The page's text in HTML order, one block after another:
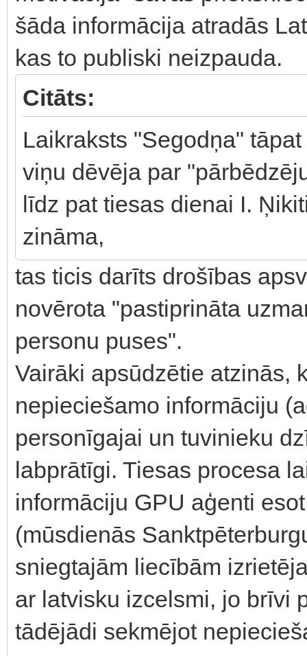
šāda informācija atradās
kas to publiski neizpauda.
Citāts:
Laikraksts "Segodņa"
viņu dēvēja par
līdz pat tiesas dienai I.
zināma,
tas ticis darīts drošības
novērota "pastiprināta
personu puses".
Vairāki apsūdzētie atzinās,
nepieciešamo informāciju
personīgajai un tuvinieku
labprātīgi. Tiesas procesa
informāciju GPU aģenti
(mūsdienās
sniegtajām liecībām
ar latvisku izcelsmi, jo brīvi
tādējādi sekmējot